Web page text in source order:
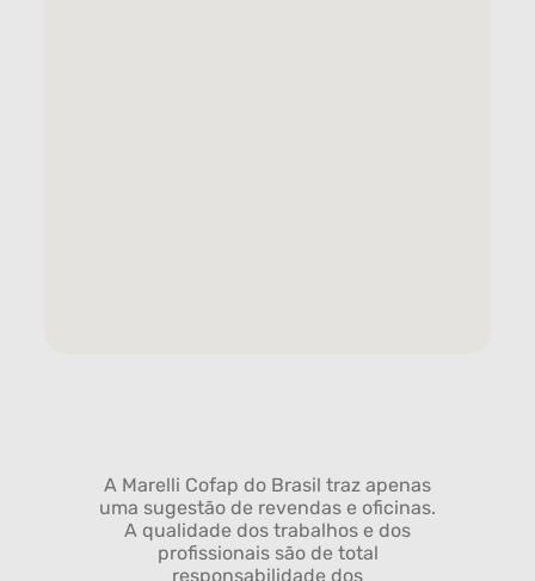
A Marelli Cofap do Brasil traz apenas
uma sugestão de revendas e oficinas.
A qualidade dos trabalhos e dos
profissionais são de total
responsabilidade dos